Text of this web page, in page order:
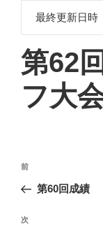
最終更新日時
第62
フ大
投
ナ
ビ
前
の
稿
前
第60回成績
次
次